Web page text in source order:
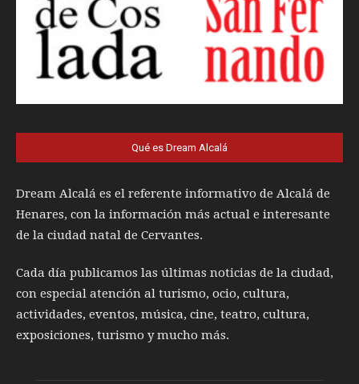
Qué es Dream Alcalá
Dream Alcalá es el referente informativo de Alcalá de
Henares, con la información más actual e interesante
de la ciudad natal de Cervantes.
Cada día publicamos las últimas noticias de la ciudad,
con especial atención al turismo, ocio, cultura,
actividades, eventos, música, cine, teatro, cultura,
exposiciones, turismo y mucho más.